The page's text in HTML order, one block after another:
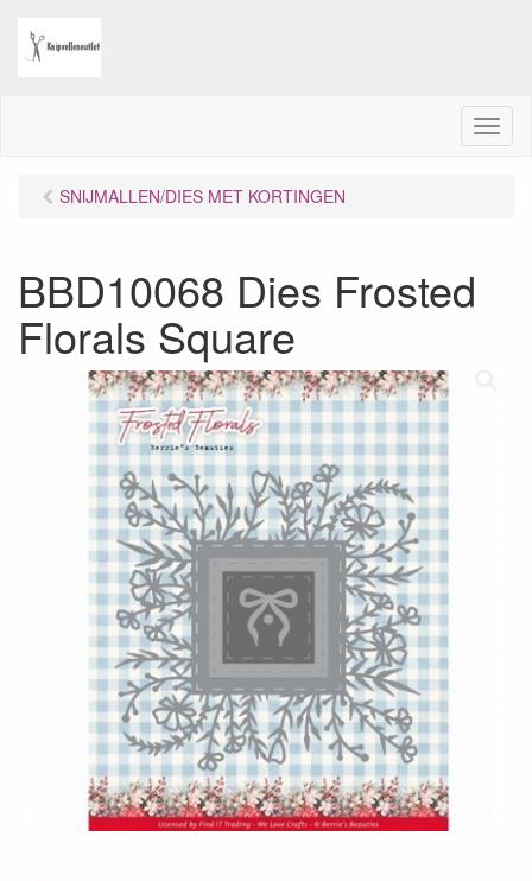
M
e
SNIJMALLEN/DIES MET KORTINGEN
BBD10068 Dies Frosted
Florals Square